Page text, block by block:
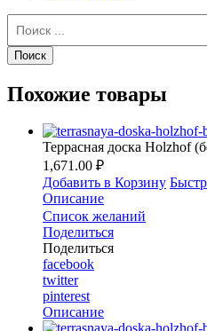
Похожие товары
Террасная доска Holzhof
1,671.00 ₽
Добавить в Корзину
Описание
Список желаний
Поделиться
Поделиться
facebook
twitter
pinterest
Описание